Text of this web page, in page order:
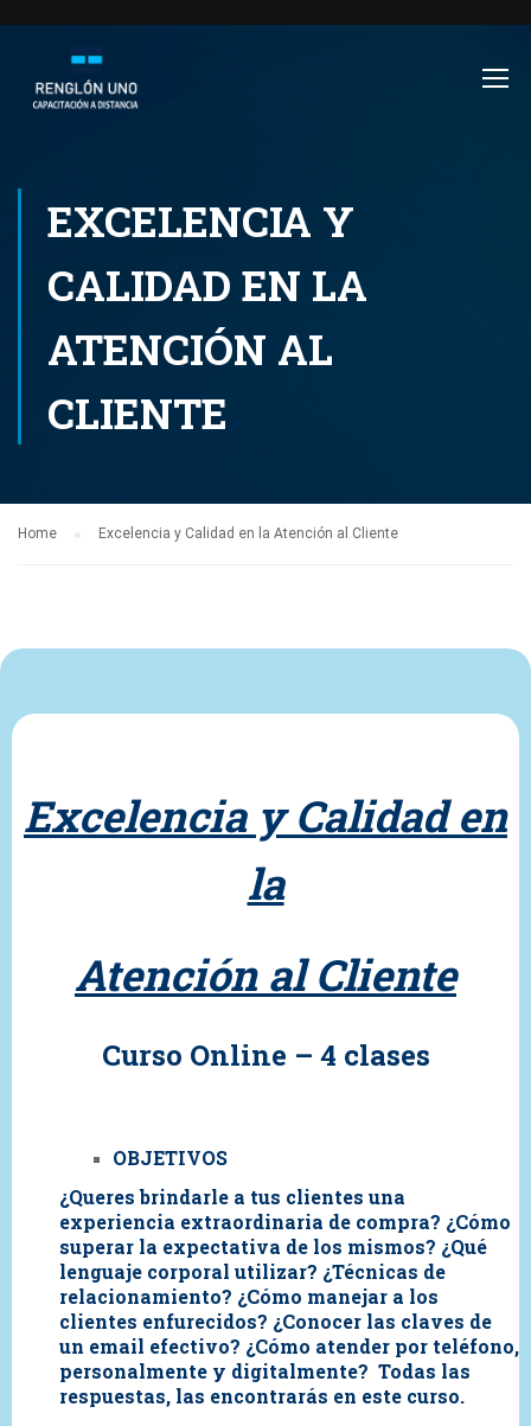
EXCELENCIA Y
CALIDAD EN LA
ATENCIÓN AL
CLIENTE
Home Excelencia y Calidad en la Atención al Cliente
Excelencia y Calidad en
la
Atención al Cliente
Curso Online – 4 clases
OBJETIVOS
¿Queres brindarle a tus clientes una
experiencia extraordinaria de compra? ¿Cómo
superar la expectativa de los mismos? ¿Qué
lenguaje corporal utilizar? ¿Técnicas de
relacionamiento? ¿Cómo manejar a los
clientes enfurecidos? ¿Conocer las claves de
un email efectivo? ¿Cómo atender por teléfono,
personalmente y digitalmente? Todas las
respuestas, las encontrarás en este curso.